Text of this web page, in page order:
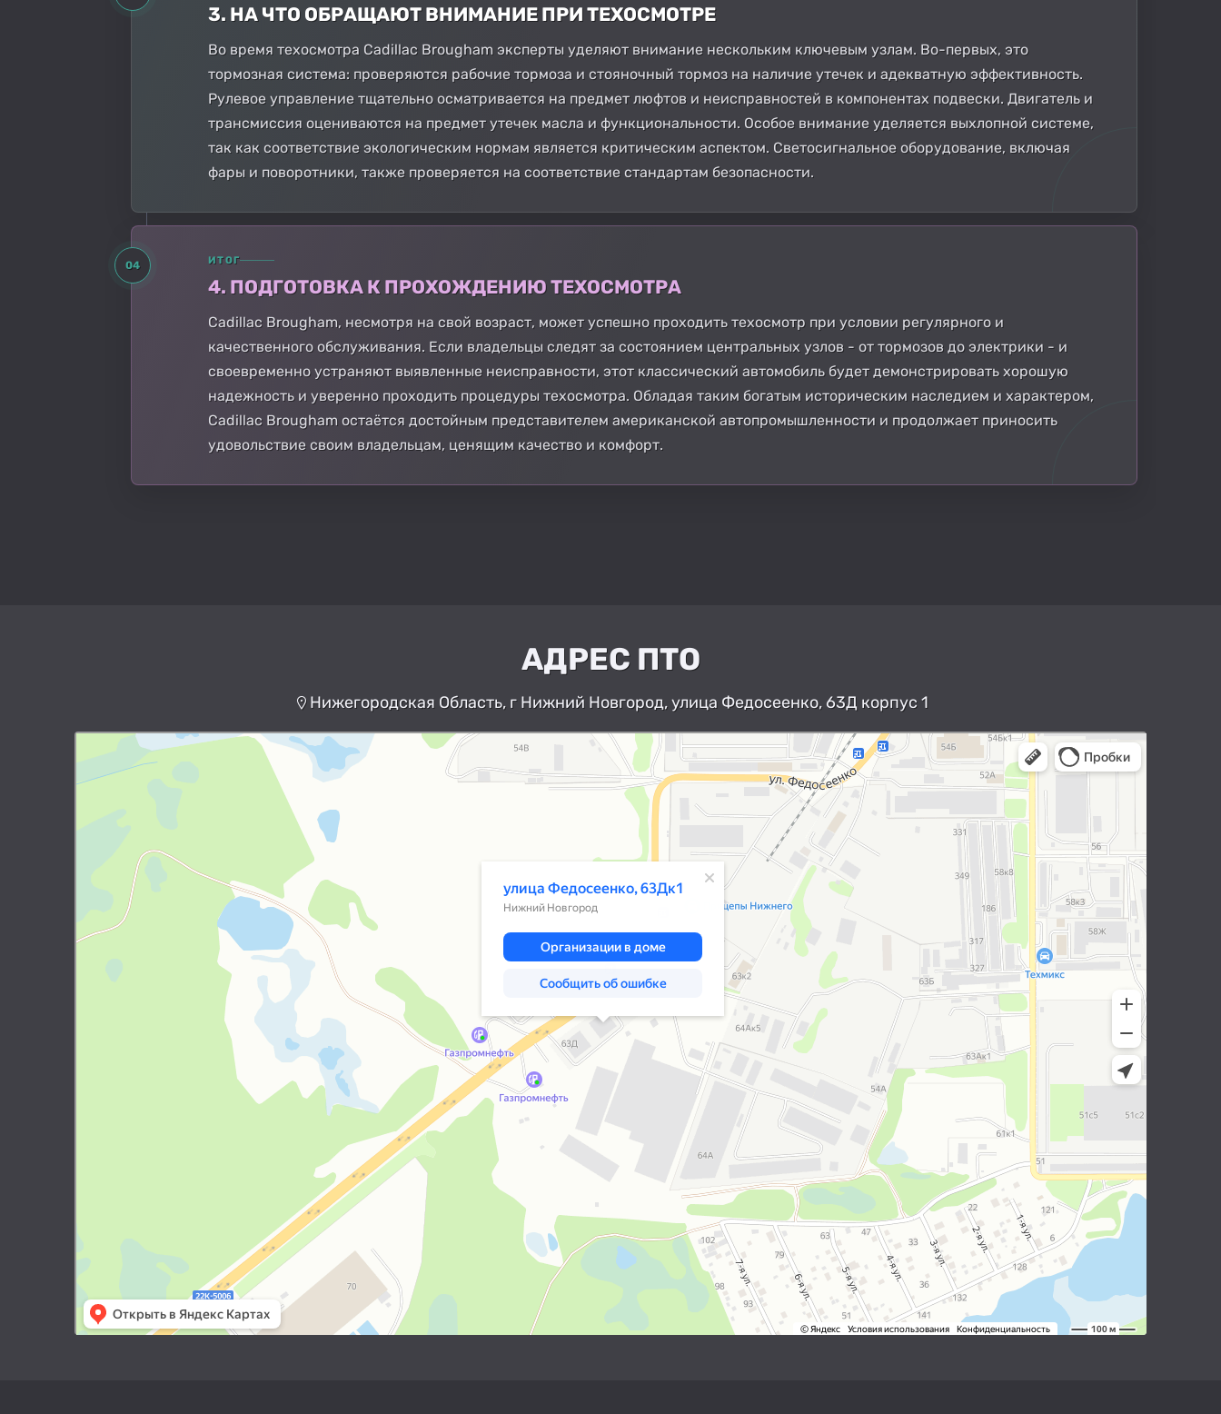
3. НА ЧТО ОБРАЩАЮТ ВНИМАНИЕ ПРИ ТЕХОСМОТРЕ
Во время техосмотра Cadillac Brougham эксперты уделяют внимание нескольким ключевым узлам. Во-первых, это
тормозная система: проверяются рабочие тормоза и стояночный тормоз на наличие утечек и адекватную эффективность.
Рулевое управление тщательно осматривается на предмет люфтов и неисправностей в компонентах подвески. Двигатель и
трансмиссия оцениваются на предмет утечек масла и функциональности. Особое внимание уделяется выхлопной системе,
так как соответствие экологическим нормам является критическим аспектом. Светосигнальное оборудование, включая
фары и поворотники, также проверяется на соответствие стандартам безопасности.
04 ИТОГ
4. ПОДГОТОВКА К ПРОХОЖДЕНИЮ ТЕХОСМОТРА
Cadillac Brougham, несмотря на свой возраст, может успешно проходить техосмотр при условии регулярного и
качественного обслуживания. Если владельцы следят за состоянием центральных узлов - от тормозов до электрики - и
своевременно устраняют выявленные неисправности, этот классический автомобиль будет демонстрировать хорошую
надежность и уверенно проходить процедуры техосмотра. Обладая таким богатым историческим наследием и характером,
Cadillac Brougham остаётся достойным представителем американской автопромышленности и продолжает приносить
удовольствие своим владельцам, ценящим качество и комфорт.
АДРЕС ПТО
Нижегородская Область, г Нижний Новгород, улица Федосеенко, 63Д корпус 1
Нижний Новгород
Улица Федосеенко, 63Дк1 — Яндекс Карты